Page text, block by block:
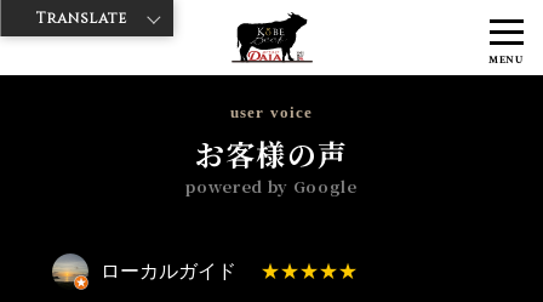
MENU
神戸牛ダイヤ > 神戸牛ダイア 浅草1号店
ローカ
user voice
お客様の声
powered by Google
ローカルガイド
Translate